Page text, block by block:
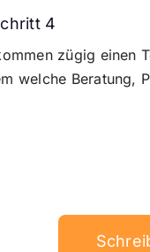
4
zügig einen
welche Beratung,